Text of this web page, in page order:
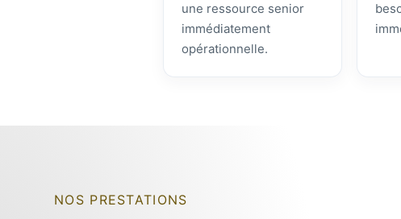
une ressource senior
immédiatement
opérationnelle.
NOS PRESTATIONS